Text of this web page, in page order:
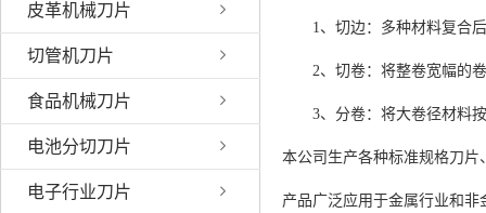
皮革机械刀片
切管机刀片
食品机械刀片
电池分切刀片
电子行业刀片
1、切边：多种材料复合后
2、切卷：将整卷宽幅的卷
3、分卷：将大卷径材料按
本公司生产各种标准规格刀
产品广泛应用于金属行业和